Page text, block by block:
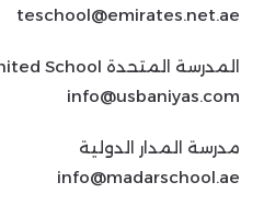
teschool@emirates.net.ae
المدرسة المتحدة United School
info@usbaniyas.com
مدرسة المدار الدولية
info@madarschool.ae